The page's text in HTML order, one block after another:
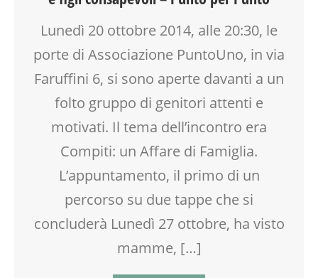
SCUOLA
SOCIALIZZAZIONE
TEENAGER
TEMPO LIBERO
VIA FARUFFINI
Lunedì 20 ottobre 2014, alle 20:30, le
porte di Associazione PuntoUno, in via
Faruffini 6, si sono aperte davanti a un
folto gruppo di genitori attenti e
motivati. Il tema dell’incontro era
Compiti: un Affare di Famiglia.
L’appuntamento, il primo di un
percorso su due tappe che si
concluderà Lunedì 27 ottobre, ha visto
mamme, […]